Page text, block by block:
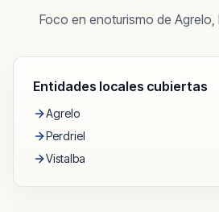
Foco en enoturismo de Agrelo,
Entidades locales cubiertas
Agrelo
Perdriel
Vistalba